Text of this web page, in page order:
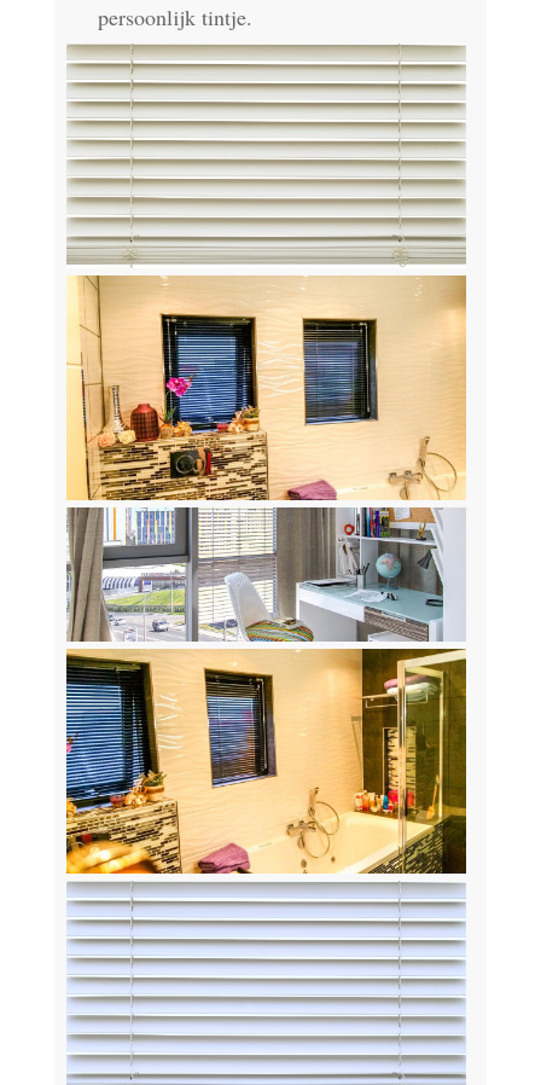
persoonlijk tintje.